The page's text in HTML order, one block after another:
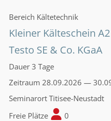
Bereich Kältetechnik
Kleiner Kälteschein A2
Testo SE & Co. KGaA
Dauer 3 Tage
Zeitraum 28.09.2026 —
Seminarort Titisee-Neustadt
Freie Plätze
0